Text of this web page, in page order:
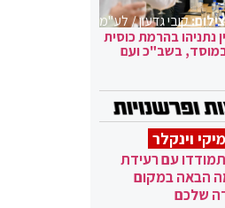
צילום:קובי גדעון / לע"מ
בהרמת כוסית
בשב"כ ועם
וינקלר
עם רעידת
הבאה במקום
שלכם